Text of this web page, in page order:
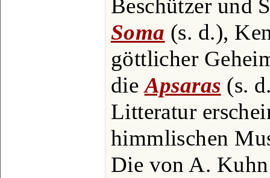
Beschützer und
Soma (s. d.),
göttlicher
dieApsaras (s.
Litteratur
himmlischen
Die von A.